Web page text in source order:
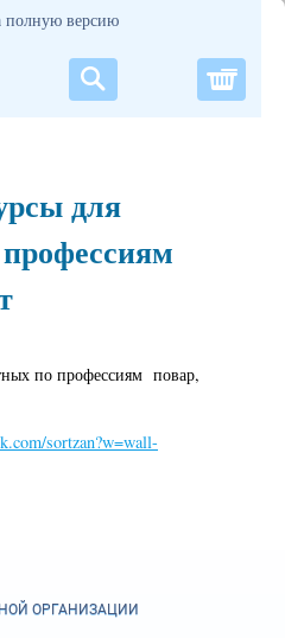
полную версию
для
по профессиям повар,
sortzan?w=wall-
ОРГАНИЗАЦИИ